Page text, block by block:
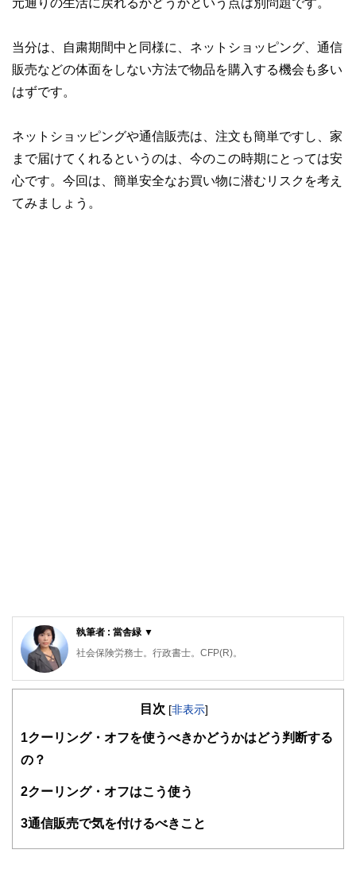
当分は、自粛期間中と同様に、ネットショッピング、通信
販売などの体面をしない方法で物品を購入する機会も多い
はずです。
ネットショッピングや通信販売は、注文も簡単ですし、家
まで届けてくれるというのは、今のこの時期にとっては安
心です。今回は、簡単安全なお買い物に潜むリスクを考え
てみましょう。
執筆者 : 當舎緑 ▼
社会保険労務士。行政書士。CFP(R)。
阪神淡路大震災の経験から、法律やお金の大切さを実感し、
続き、相談にのる傍ら、一般消費者向けのセミナーや執筆活
融ブックス）。「子どもにかけるお金の本」（主婦の友社）
目次 [非表示]
1クーリング・オフを使うべきかどうかはどう判断する
の？
2クーリング・オフはこう使う
3通信販売で気を付けるべきこと